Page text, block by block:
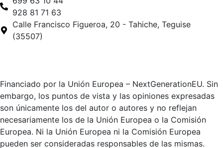
928 81 71 63
Calle Francisco Figueroa, 20 - Tahiche, Teguise
(35507)
Financiado por la Unión Europea – NextGenerationEU. Sin
embargo, los puntos de vista y las opiniones expresadas
son únicamente los del autor o autores y no reflejan
necesariamente los de la Unión Europea o la Comisión
Europea. Ni la Unión Europea ni la Comisión Europea
pueden ser consideradas responsables de las mismas.